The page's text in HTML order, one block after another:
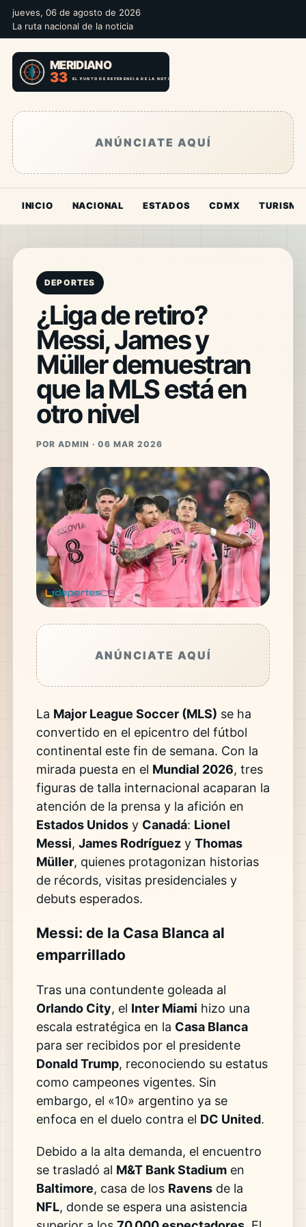
jueves, 06 de agosto de 2026
La ruta nacional de la noticia
ANÚNCIATE AQUÍ
INICIO NACIONAL ESTADOS CDMX TURISMO
DEPORTES
¿Liga de retiro?
Messi, James y
Müller demuestran
que la MLS está en
otro nivel
POR ADMIN · 06 MAR 2026
ANÚNCIATE AQUÍ
La Major League Soccer (MLS) se ha
convertido en el epicentro del fútbol
continental este fin de semana. Con la
mirada puesta en el Mundial 2026, tres
figuras de talla internacional acaparan la
atención de la prensa y la afición en
Estados Unidosy Canadá: Lionel
Messi, James Rodríguezy Thomas
Müller, quienes protagonizan historias
de récords, visitas presidenciales y
debuts esperados.
Messi: de la Casa Blanca al
emparrillado
Tras una contundente goleada al
Orlando City, el Inter Miami hizo una
escala estratégica en la Casa Blanca
para ser recibidos por el presidente
Donald Trump, reconociendo su estatus
como campeones vigentes. Sin
embargo, el «10» argentino ya se
enfoca en el duelo contra el DC United.
Debido a la alta demanda, el encuentro
se trasladó al M&T Bank Stadiumen
Baltimore, casa de los Ravensde la
NFL, donde se espera una asistencia